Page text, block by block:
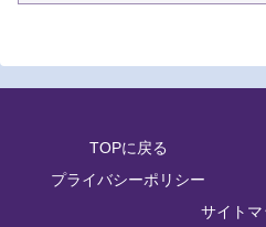
TOPに戻る
プライバシーポリシー
サイトマ